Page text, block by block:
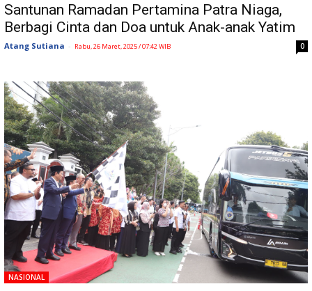
Santunan Ramadan Pertamina Patra Niaga,
Berbagi Cinta dan Doa untuk Anak-anak Yatim
Atang Sutiana - Rabu, 26 Maret, 2025 / 07:42 WIB 0
NASIONAL